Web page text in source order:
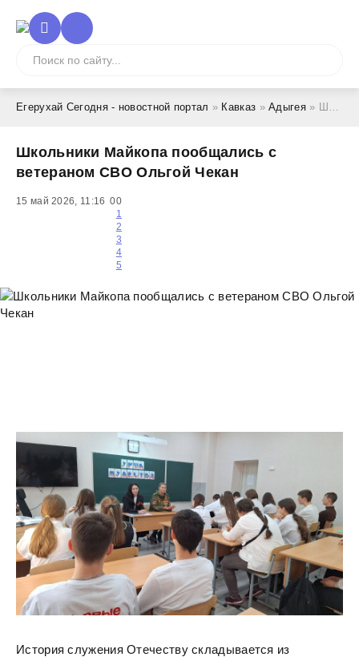
Егерухай Сегодня - новостной портал » Кавказ »Адыгея» Школьники Майкопа пообщались с ветераном СВО Ольгой Чекан
Школьники Майкопа пообщались с
ветераном СВО Ольгой Чекан
15 май 2026, 11:16 00
1
2
3
4
5
История служения Отечеству складывается из